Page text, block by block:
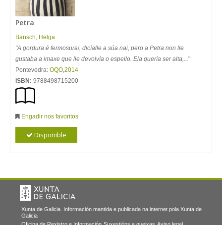
Petra
Bansch, Helga
"A gordura é fermosura!, dicíalle a súa nai, pero a Petra non lle
gustaba a imaxe que lle devolvía o espello. Ela quería ser alta,..."
Pontevedra: OQO,2014
ISBN: 9788498715200
Engadir nos favoritos
Dispoñible
Xunta de Galicia. Información mantida e publicada na internet pola Xunta de
Galicia